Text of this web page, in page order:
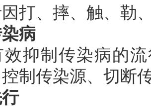
因打、摔、触、勒
病
制传染病的流
制传染源、切断